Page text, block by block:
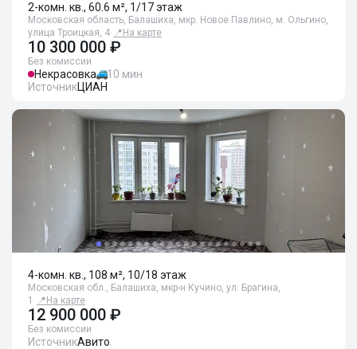
2-комн. кв., 60.6 м², 1/17 этаж
Московская область, Балашиха, мкр. Новое Павлино, м. Ольгино,
улица Троицкая, 4 📍 На карте
10 300 000 ₽
Без комиссии
Некрасовка
10 мин
ИсточникЦИАН
4-комн. кв., 108 м², 10/18 этаж
Московская обл., Балашиха, мкр-н Кучино, ул. Брагина,
1
📍 На карте
12 900 000 ₽
Без комиссии
ИсточникАвито